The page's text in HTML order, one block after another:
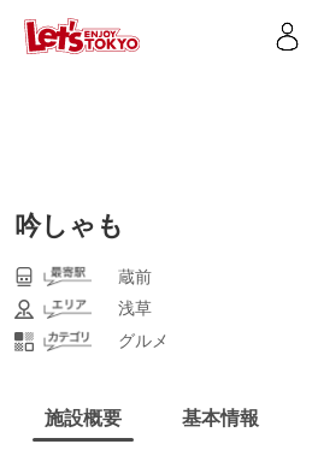
吟しゃも
蔵前
浅草
グルメ
施設概要 基本情報